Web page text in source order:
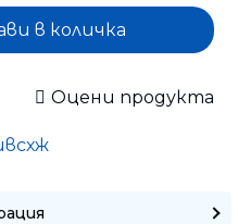
Оцени продукта